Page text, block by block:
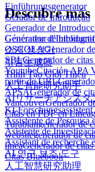
Einführungsgenerator
Gerador de Introdução
Generador de
Générateur
소개 생성기
引言生成器
Trình Tạo Giới Thiệu
人工智能研究助手
AIリサーチアシスタ
KI-Forschungsassistent
Assistente de Pesquisa
Asistente de
Assistant de recherche
AI 연구 보조 도구
人工智慧研究助理
Descubre más
Generador de
OSCOLAGenerador
SBLGenerador de
YoutubeCitación APA
partir de URL
APSAGenerador de
VancouverGenerador
Citas en PDF en Línea
Turabiangenerador de
websitegenerador de
líneaGenerador de
Citas Bluebook